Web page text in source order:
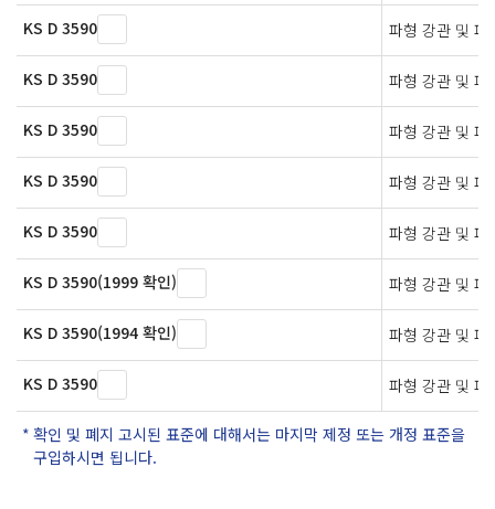
KS D 3590 파형 강관 및 파
KS D 3590 파형 강관 및 파
KS D 3590 파형 강관 및 파
KS D 3590 파형 강관 및 파
KS D 3590 파형 강관 및 파
KS D 3590(1999 확인) 파형 강관 및 파
KS D 3590(1994 확인) 파형 강관 및 파
KS D 3590 파형 강관 및 파
확인 및 폐지 고시된 표준에 대해서는 마지막 제정 또는 개정 표준을
구입하시면 됩니다.